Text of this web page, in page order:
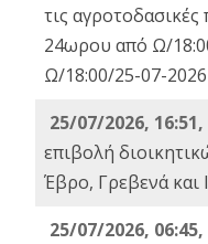
τις αγροτοδασικές
24ωρου από Ω/
Ω/18:00/25-07-2026
25/07/2026,
επιβολή
Έβρο, Γρεβενά και
25/07/2026,